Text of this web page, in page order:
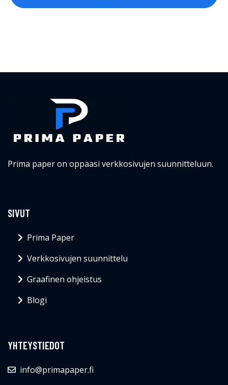
Prima paper on oppaasi verkkosivujen suunnitteluun.
SIVUT
Prima Paper
Verkkosivujen suunnittelu
Graafinen ohjeistus
Blogi
YHTEYSTIEDOT
info@primapaper.fi